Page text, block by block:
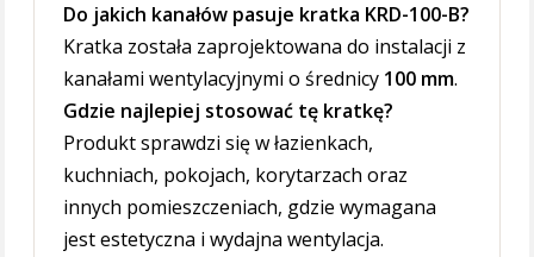
Do jakich kanałów pasuje kratka KRD-100-B?
Kratka została zaprojektowana do instalacji z
kanałami wentylacyjnymi o średnicy 100 mm.
Gdzie najlepiej stosować tę kratkę?
Produkt sprawdzi się w łazienkach,
kuchniach, pokojach, korytarzach oraz
innych pomieszczeniach, gdzie wymagana
jest estetyczna i wydajna wentylacja.